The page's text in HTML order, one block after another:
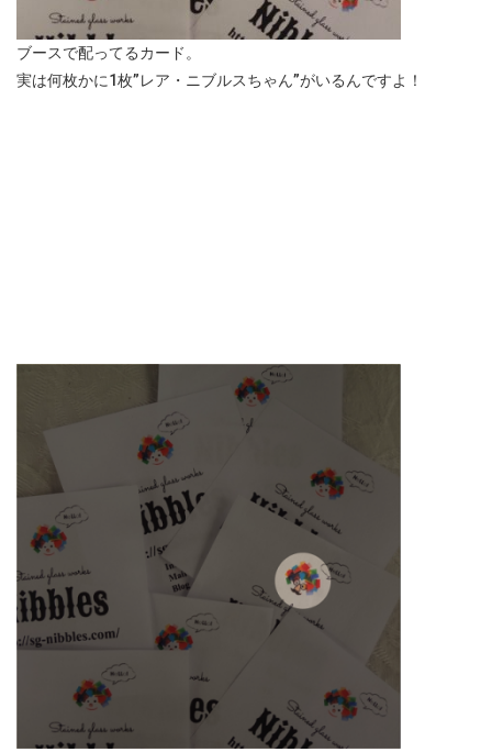
ブースで配ってるカード。
実は何枚かに1枚”レア・ニブルスちゃん”がいるんですよ！